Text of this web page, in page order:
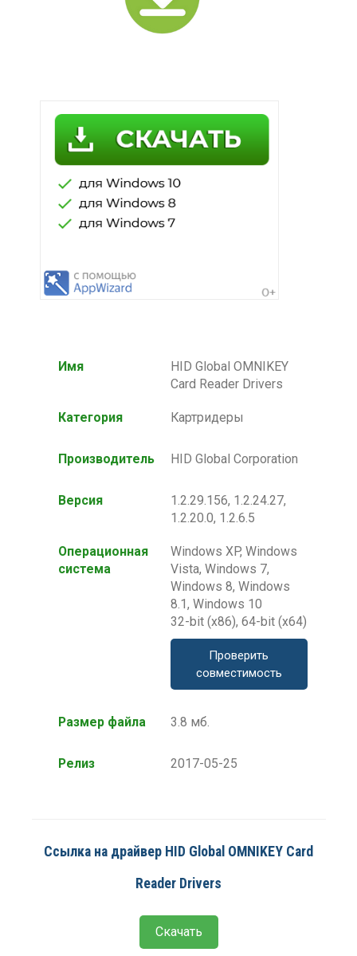
Имя
HID Global OMNIKEY
Card Reader Drivers
Категория Картридеры
Производитель HID Global Corporation
Версия
1.2.29.156, 1.2.24.27,
1.2.20.0, 1.2.6.5
Операционная
система
Windows XP, Windows
Vista, Windows 7,
Windows 8, Windows
8.1, Windows 10
32-bit (x86), 64-bit (x64)
Проверить
совместимость
Размер файла 3.8 мб.
Релиз 2017-05-25
Ссылка на драйвер HID Global OMNIKEY Card
Reader Drivers
Скачать